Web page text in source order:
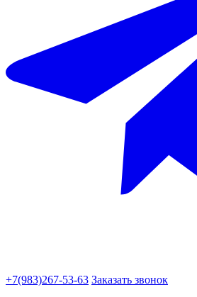
+7(983)267-53-63 Заказать звонок